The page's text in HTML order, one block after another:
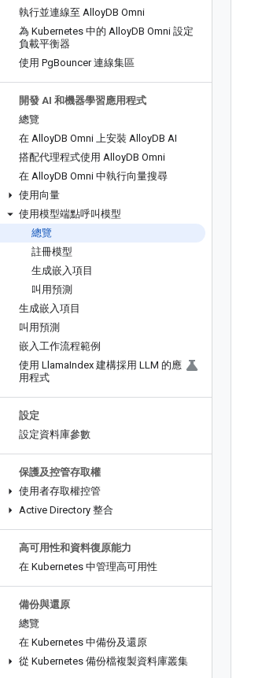
執行並連線至 AlloyDB Omni
為 Kubernetes 中的 AlloyDB Omni 設定
負載平衡器
使用 PgBouncer 連線集區
開發 AI 和機器學習應用程式
總覽
在 AlloyDB Omni 上安裝 AlloyDB AI
搭配代理程式使用 AlloyDB Omni
在 AlloyDB Omni 中執行向量搜尋
使用向量
使用模型端點呼叫模型
總覽
註冊模型
生成嵌入項目
叫用預測
生成嵌入項目
叫用預測
嵌入工作流程範例
使用 LlamaIndex 建構採用 LLM 的應
用程式
設定
設定資料庫參數
保護及控管存取權
使用者存取權控管
Active Directory 整合
高可用性和資料復原能力
在 Kubernetes 中管理高可用性
備份與還原
總覽
在 Kubernetes 中備份及還原
從 Kubernetes 備份檔複製資料庫叢集